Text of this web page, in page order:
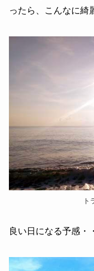
ったら、こんなに綺
ト
良い日になる予感・